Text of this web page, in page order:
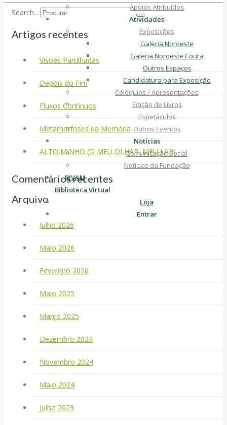
Apoios Atribuídos
Atividades
Exposições
Galeria Noroeste
Galeria Noroeste Coura
Outros Espaços
Candidatura para Exposição
Colóquios / Apresentações
Edição de Livros
Espetáculos
Outros Eventos
Notícias
Comunicação Social
Notícias da Fundação
BIVAM
Biblioteca Virtual
Loja
Entrar
Search...
Artigos recentes
Visões Partilhadas
Depois do Fim
Fluxos Contínuos
Metamorfoses da Memória
ALTO MINHO (O MEU OLHAR, MEU LAR)
Comentários recentes
Arquivo
Julho 2026
Maio 2026
Fevereiro 2026
Maio 2025
Março 2025
Dezembro 2024
Novembro 2024
Maio 2024
Julho 2023